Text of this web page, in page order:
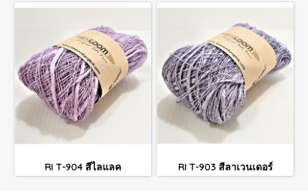
RI T-904 สีไลแลค RI T-903 สีลาเวนเดอร์